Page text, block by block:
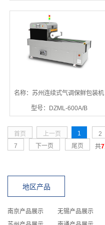
名称：苏州连续式气调保鲜包装机
型号：DZML-600A/B
首页 上一页 1 2
7
下一页 尾页 共7
地区产品
南京产品展示 无锡产品展示